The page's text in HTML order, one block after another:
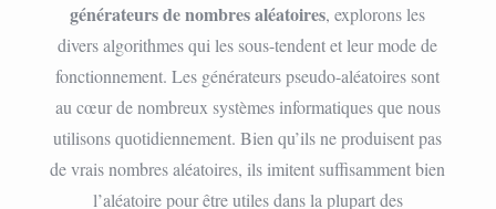
générateurs de nombres aléatoires, explorons les
divers algorithmes qui les sous-tendent et leur mode de
fonctionnement. Les générateurs pseudo-aléatoires sont
au cœur de nombreux systèmes informatiques que nous
utilisons quotidiennement. Bien qu’ils ne produisent pas
de vrais nombres aléatoires, ils imitent suffisamment bien
l’aléatoire pour être utiles dans la plupart des